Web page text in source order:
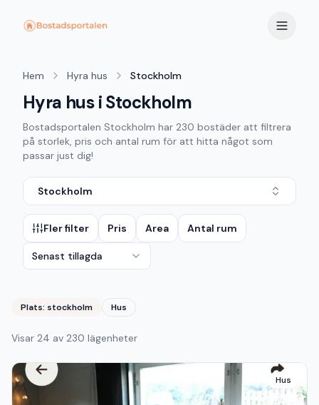
Hem Hyra hus Stockholm
Hyra hus i Stockholm
Bostadsportalen Stockholm har 230 bostäder att filtrera
på storlek, pris och antal rum för att hitta något som
passar just dig!
Stockholm
Fler filter Pris Area Antal rum
Senast tillagda
Plats: stockholm Hus
Visar 24 av 230 lägenheter
Hus